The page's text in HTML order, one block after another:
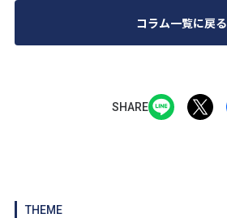
コラム一覧に戻る
SHARE
THEME